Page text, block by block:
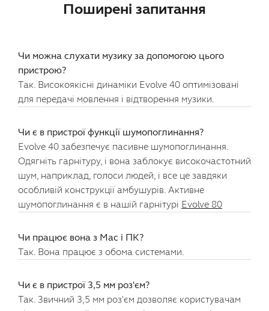
Поширені запитання
Чи можна слухати музику за допомогою цього
пристрою?
Так. Високоякісні динаміки Evolve 40 оптимізовані
для передачі мовлення і відтворення музики.
Чи є в пристрої функції шумопоглинання?
Evolve 40 забезпечує пасивне шумопоглинання.
Одягніть гарнітуру, і вона заблокує високочастотний
шум, наприклад, голоси людей, і все це завдяки
особливій конструкції амбушурів. Активне
шумопоглинання є в нашій гарнітурі Evolve 80
Чи працює вона з Mac і ПК?
Так. Вона працює з обома системами.
Чи є в пристрої 3,5 мм роз'єм?
Так. Звичний 3,5 мм роз'єм дозволяє користувачам